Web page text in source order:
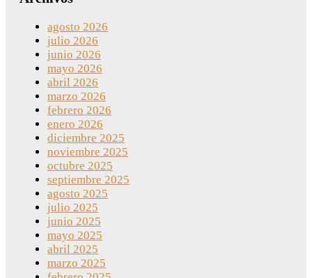
agosto 2026
julio 2026
junio 2026
mayo 2026
abril 2026
marzo 2026
febrero 2026
enero 2026
diciembre 2025
noviembre 2025
octubre 2025
septiembre 2025
agosto 2025
julio 2025
junio 2025
mayo 2025
abril 2025
marzo 2025